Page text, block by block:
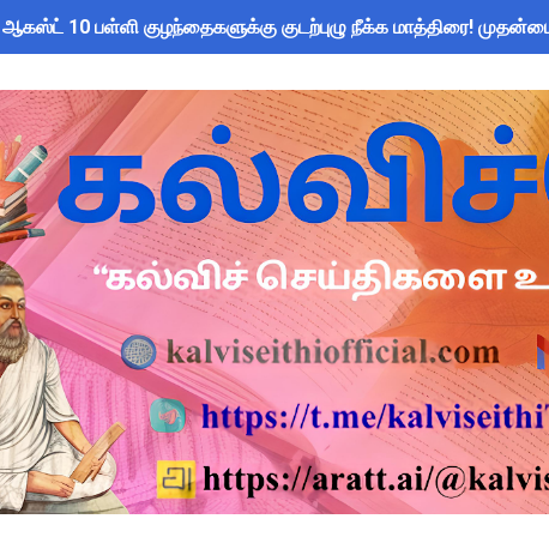
ஆகஸ்ட் 10 பள்ளி குழந்தைகளுக்கு குடற்புழு நீக்க மாத்திரை!
தமிழ்நாடு போதைப்பொருள் எதிர்ப்பு உறுதிமொழி 2026: e-Pledge
தமிழகப் பள்ளிகளுக்கு முக்கிய அறிவிப்பு: ஆகஸ்ட் 10 தேசிய
அரசு ஊழியர்களுக்கு ரூ.14,000 கோடி நிதி குறைப்பா? புதிய
பள்ளிகளில் கொடியேற்ற தலைமை ஆசிரியர்களுக்கு மட்டுமே உரிமை:
TN Govt Education Loan Scheme 2025-26: SC/ST
Census 2026 HLO App: களப்பணியாளர்களுக்கு அவசர எச்சரிக்கை!
Kalai Thiruvizha 2026 - 2027 Forms: கலைத் திருவிழா
Census 2026: HLO செயலியைப் பயன்படுத்தும்